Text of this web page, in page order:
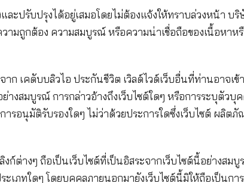
เปลี่ยนแปลงและปรับปรุงได้อยู่เสมอโดยไม่ต้
หรือรับรองความถูกต้อง ความสมบูรณ์ หรือคว
คลอื่นนอกจาก เคดับบลิวไอ ประกันชีวิต เวิล
ากเว็บไซต์นี้อย่างสมบูรณ์ การกล่าวอ้างถึงเว็บ
มิให้ถือเป็นการอนุมัติรับรองใดๆ ไม่ว่าด้วยปร